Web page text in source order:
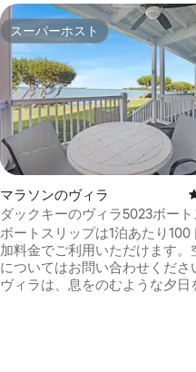
、5つ星中5.0つ星の平均評価
スーパーホスト
スーパーホスト
マラソンのヴィラ
ダックキーのヴィラ5023ボー
利用可能
ボートスリップは1泊あたり100
加料金でご利用いただけます。
についてはお問い合わせください。
ヴィラは、息をのむような夕日